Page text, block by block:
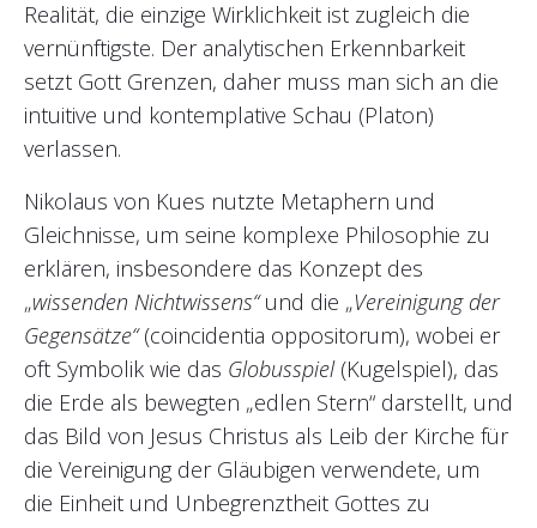
Realität, die einzige Wirklichkeit ist zugleich die
vernünftigste. Der analytischen Erkennbarkeit
setzt Gott Grenzen, daher muss man sich an die
intuitive und kontemplative Schau (Platon)
verlassen.
Nikolaus von Kues nutzte Metaphern und
Gleichnisse, um seine komplexe Philosophie zu
erklären, insbesondere das Konzept des
„wissenden Nichtwissens“und die „Vereinigung der
Gegensätze“(coincidentia oppositorum), wobei er
oft Symbolik wie das Globusspiel(Kugelspiel), das
die Erde als bewegten „edlen Stern“ darstellt, und
das Bild von Jesus Christus als Leib der Kirche für
die Vereinigung der Gläubigen verwendete, um
die Einheit und Unbegrenztheit Gottes zu